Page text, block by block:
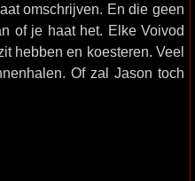
omschrijven. En die geen
of je haat het. Elke Voivod
hebben en koesteren. Veel
Of zal Jason toch